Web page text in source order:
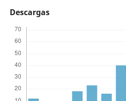
Descargas